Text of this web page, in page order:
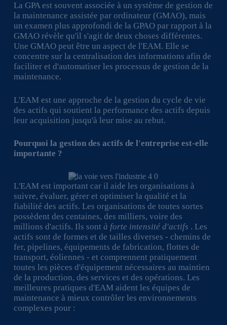
La GPA est souvent associée à un système de gestion de
la maintenance assistée par ordinateur (GMAO), mais
un examen plus approfondi de la GPAO par rapport à la
GMAO révèle qu'il s'agit de deux choses différentes.
Une GMAO peut être un aspect de l'EAM. Elle se
concentre sur la centralisation des informations afin de
faciliter et d'automatiser les processus de gestion de la
maintenance.
L'EAM est une approche de la gestion du cycle de vie
des actifs qui soutient la performance des actifs depuis
leur acquisition jusqu'à leur mise au rebut.
Pourquoi la gestion des actifs de l'entreprise est-elle
importante ?
L'EAM est important car il aide les organisations à
suivre, évaluer, gérer et optimiser la qualité et la
fiabilité des actifs. Les organisations de toutes sortes
possèdent des centaines, des milliers, voire des
millions d'actifs. Ils sont à forte intensité d'actifs . Les
actifs sont de formes et de tailles diverses - chemins de
fer, pipelines, équipements de fabrication, flottes de
transport, éoliennes - et comprennent pratiquement
toutes les pièces d'équipement nécessaires au maintien
de la production, des services et des opérations. Les
meilleures pratiques d'EAM aident les équipes de
maintenance à mieux contrôler les environnements
complexes pour :